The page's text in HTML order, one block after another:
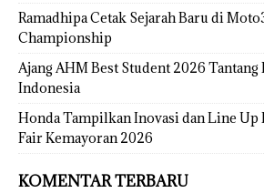
Ramadhipa Cetak Sejarah Baru di
Championship
Ajang AHM Best Student 2026
Indonesia
Honda Tampilkan Inovasi dan Line Up
Fair Kemayoran 2026
KOMENTAR TERBARU